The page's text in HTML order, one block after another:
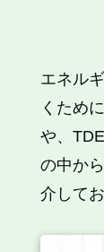
エネル
くため
や、
の中か
介して